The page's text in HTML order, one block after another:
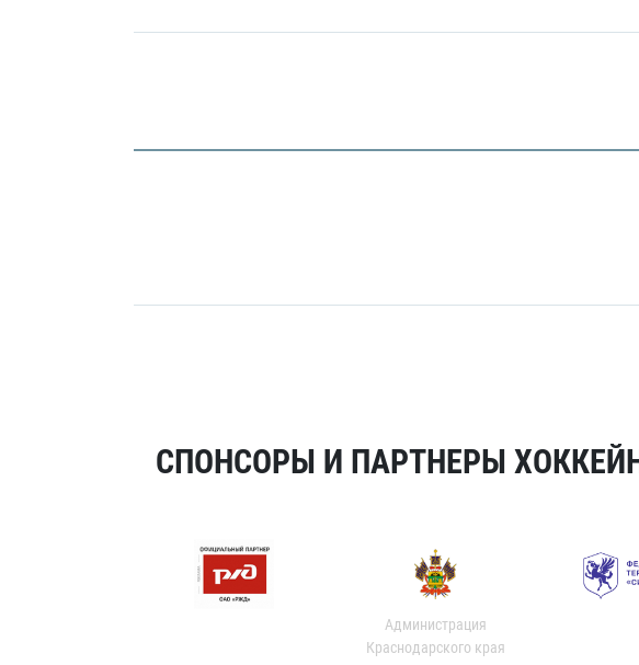
СПОНСОРЫ И ПАРТНЕРЫ
Администрация
Краснодарского края